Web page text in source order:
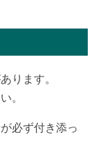
ります。
。
必ず付き添っ